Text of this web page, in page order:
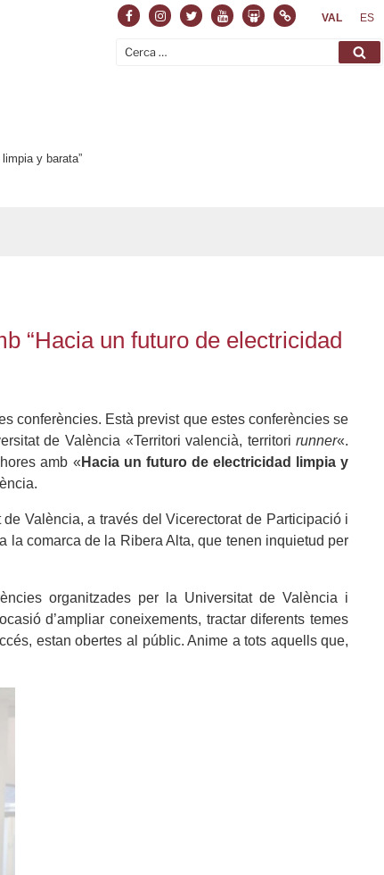
FacebookInstagram
TwitterYoutubeSlideshare
NormasVAL ES
Cerca:
y barata”
“Hacia un futuro de electricidad
conferències. Està previst que estes conferències se
de València «Territori valencià, territorirunner«.
amb « Hacia un futuro de electricidad limpia y
València, a través del Vicerectorat de Participació i
la comarca de la Ribera Alta, que tenen inquietud per
organitzades per la Universitat de València i
d’ampliar coneixements, tractar diferents temes
estan obertes al públic. Anime a tots aquells que,